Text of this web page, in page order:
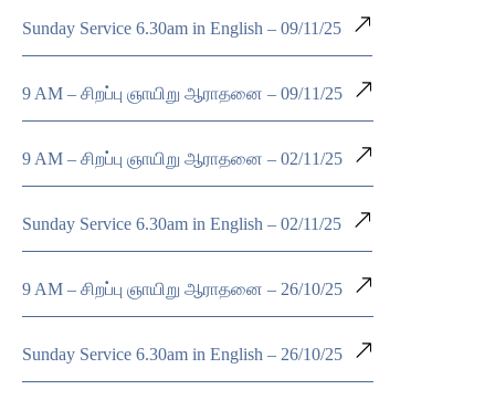
Sunday Service 6.30am in English – 09/11/25
9 AM – சிறப்பு ஞாயிறு ஆராதனை – 09/11/25
9 AM – சிறப்பு ஞாயிறு ஆராதனை – 02/11/25
Sunday Service 6.30am in English – 02/11/25
9 AM – சிறப்பு ஞாயிறு ஆராதனை – 26/10/25
Sunday Service 6.30am in English – 26/10/25